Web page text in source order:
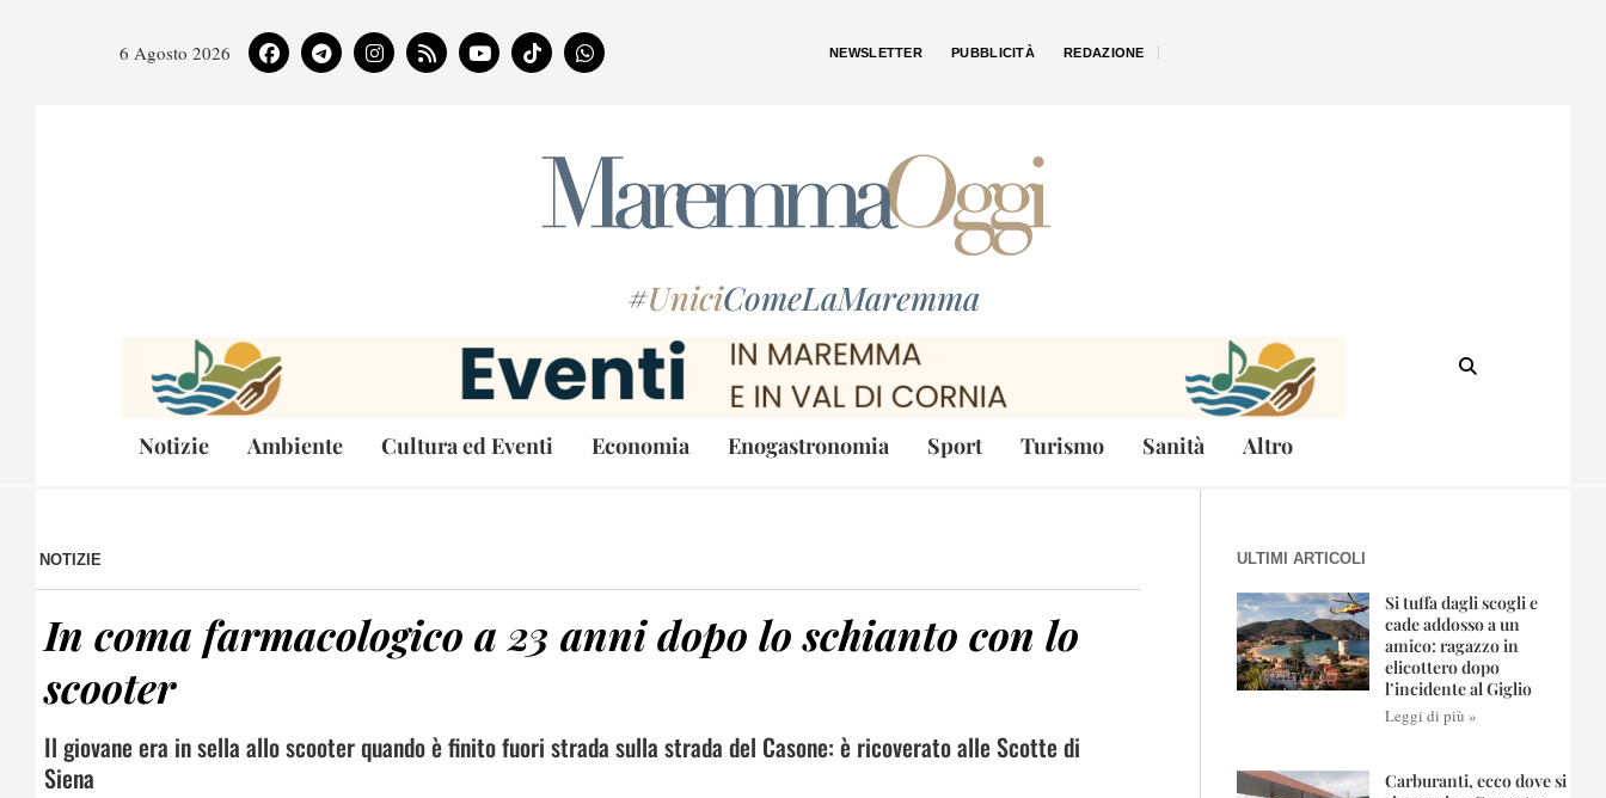
6 Agosto 2026 NEWSLETTER PUBBLICITÀ REDAZIONE
#UniciComeLaMaremma
Notizie Ambiente Cultura ed Eventi Economia Enogastronomia Sport Turismo Sanità Altro
NOTIZIE
In coma farmacologico a 23 anni dopo lo schianto con lo
scooter
Il giovane era in sella allo scooter quando è finito fuori strada sulla strada del Casone: è ricoverato alle Scotte di
Siena
ULTIMI ARTICOLI
Si tuffa dagli scogli e
cade addosso a un
amico: ragazzo in
elicottero dopo
l’incidente al Giglio
Leggi di più »
Carburanti, ecco dove si